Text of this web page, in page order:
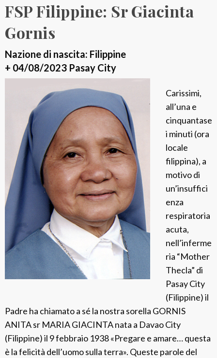
FSP Filippine: Sr Giacinta
Gornis
Nazione di nascita: Filippine
+ 04/08/2023 Pasay City
Carissimi,
all’una e
cinquantase
i minuti (ora
locale
filippina), a
motivo di
un’insuffici
enza
respiratoria
acuta,
nell’inferme
ria “Mother
Thecla” di
Pasay City
(Filippine) il
Padre ha chiamato a sé la nostra sorella GORNIS
ANITA sr MARIA GIACINTA nata a Davao City
(Filippine) il 9 febbraio 1938 «Pregare e amare… questa
è la felicità dell’uomo sulla terra». Queste parole del